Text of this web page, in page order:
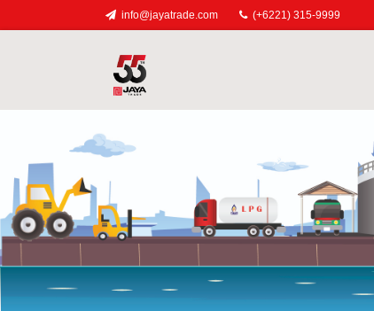
info@jayatrade.com (+6221) 315-9999